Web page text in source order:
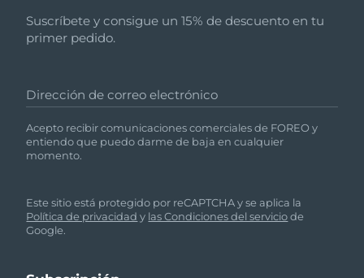
Suscríbete y consigue un 15% de descuento en tu
primer pedido.
Dirección de correo electrónico
Acepto recibir comunicaciones comerciales de FOREO y
entiendo que puedo darme de baja en cualquier
momento.
Este sitio está protegido por reCAPTCHA y se aplica la
Política de privacidad y las Condiciones del serviciode
Google.